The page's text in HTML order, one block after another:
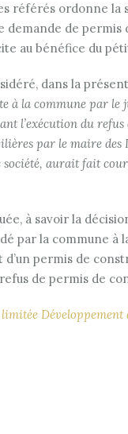
référés ordonne la
de
au bénéfice du
dans la
à la commune par
l’exécution du
par le maire des
société, aurait fait
à savoir la
par la commune à
permis de
de permis de
Développement